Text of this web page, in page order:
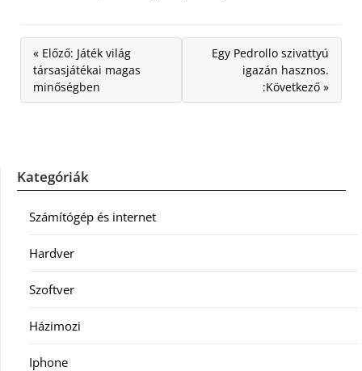
« Előző: Játék világ
társasjátékai magas
minőségben
Egy Pedrollo szivattyú
igazán hasznos.
:Következő »
Kategóriák
Számítógép és internet
Hardver
Szoftver
Házimozi
Iphone